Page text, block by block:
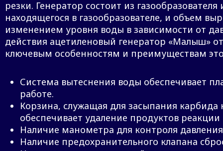
резки. Генератор состоит из
находящегося в газообразователе, и объем
изменением уровня воды в зависимости от
действия ацетиленовый генератор «Малыш»
ключевым особенностям и преимуществам
Система вытеснения воды обеспечивает
работе.
Корзина, служащая для засыпания
обеспечивает удаление продуктов
Наличие манометра для контроля
Наличие предохранительного клапана